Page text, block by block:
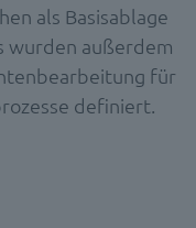
als Basisablage
wurden außerdem
für
definiert.